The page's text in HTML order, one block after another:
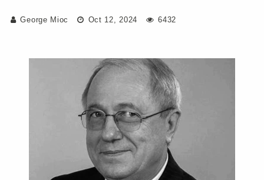
George Mioc Oct 12, 2024 6432